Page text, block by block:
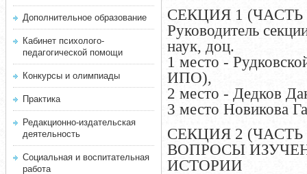
Дополнительное образование
Кабинет психолого-
педагогической помощи
Конкурсы и олимпиады
Практика
Редакционно-издательская
деятельность
Социальная и воспитательная
работа
СЕКЦИЯ 1
Руководитель
наук, доц.
1 место -
ИПО),
2 место - Дедков
3 место Новикова
СЕКЦИЯ 2
ВОПРОСЫ
ИСТОРИИ